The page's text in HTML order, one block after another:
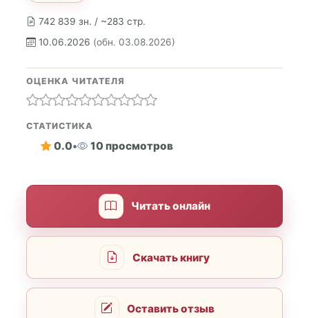
742 839 зн. / ~283 стр.
10.06.2026 (обн. 03.08.2026)
ОЦЕНКА ЧИТАТЕЛЯ
СТАТИСТИКА
0.0• 10 просмотров
Читать онлайн
Скачать книгу
Оставить отзыв